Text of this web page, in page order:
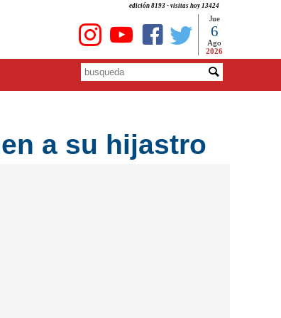
edición 8193 - visitas hoy 13424
Jue
6
Ago
2026
a su hijastro